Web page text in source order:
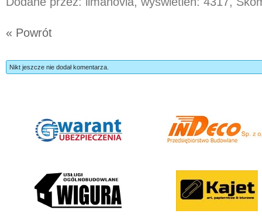
« Powrót
Nikt jeszcze nie dodał komentarza.